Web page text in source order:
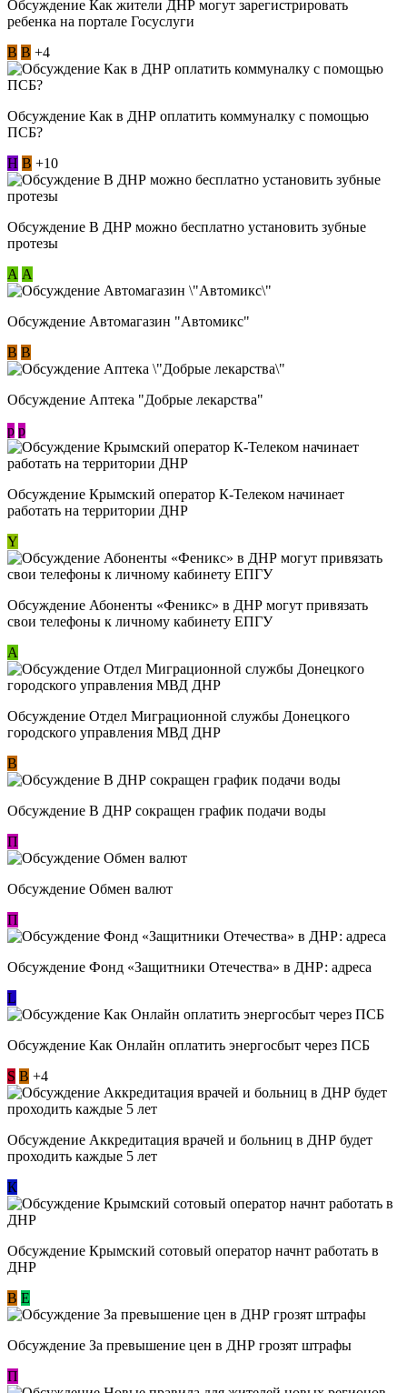
Обсуждение Как жители ДНР могут зарегистрировать
ребенка на портале Госуслуги
В В +4
Обсуждение Как в ДНР оплатить коммуналку с помощью
ПСБ?
Н В +10
Обсуждение В ДНР можно бесплатно установить зубные
протезы
А А
Обсуждение Автомагазин "Автомикс"
В В
Обсуждение Аптека "Добрые лекарства"
p p
Обсуждение Крымский оператор К-Телеком начинает
работать на территории ДНР
Y
Обсуждение ​Абоненты «Феникс» в ДНР могут привязать
свои телефоны к личному кабинету ЕПГУ
А
Обсуждение Отдел Миграционной службы Донецкого
городского управления МВД ДНР
В
Обсуждение В ДНР сокращен график подачи воды
П
Обсуждение Обмен валют
П
Обсуждение Фонд «Защитники Отечества» в ДНР: адреса
L
Обсуждение ​Как Онлайн оплатить энергосбыт через ПСБ
S В +4
Обсуждение Аккредитация врачей и больниц в ДНР будет
проходить каждые 5 лет
К
Обсуждение Крымский сотовый оператор начнт работать в
ДНР
В E
Обсуждение За превышение цен в ДНР грозят штрафы
П